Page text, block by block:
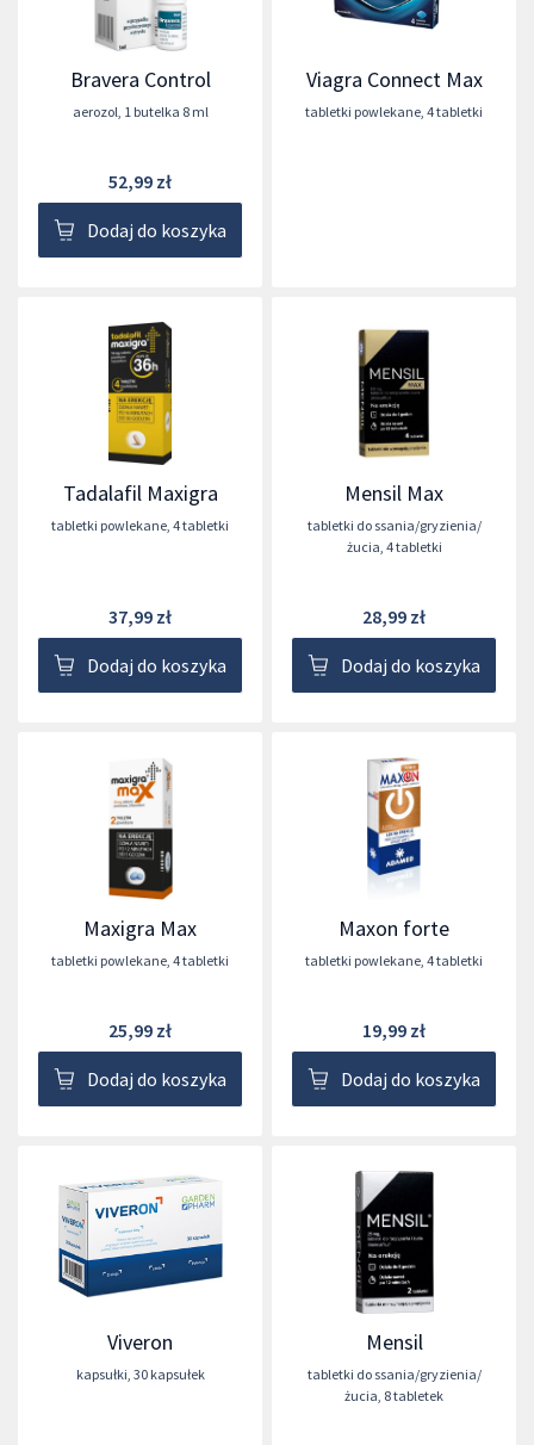
Bravera Control
aerozol, 1 butelka 8 ml
52,99 zł
Dodaj do koszyka
Viagra Connect Max
tabletki powlekane, 4 tabletki
Tadalafil Maxigra
tabletki powlekane, 4 tabletki
37,99 zł
Dodaj do koszyka
Mensil Max
tabletki do ssania/gryzienia/
żucia, 4 tabletki
28,99 zł
Dodaj do koszyka
Maxigra Max
tabletki powlekane, 4 tabletki
25,99 zł
Dodaj do koszyka
Maxon forte
tabletki powlekane, 4 tabletki
19,99 zł
Dodaj do koszyka
Viveron
kapsułki, 30 kapsułek
Mensil
tabletki do ssania/gryzienia/
żucia, 8 tabletek